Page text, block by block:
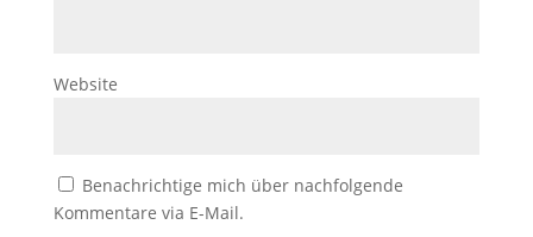
Website
Benachrichtige mich über nachfolgende
Kommentare via E-Mail.